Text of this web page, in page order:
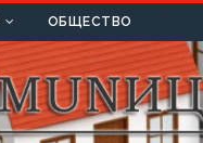
ОБЩЕСТВО